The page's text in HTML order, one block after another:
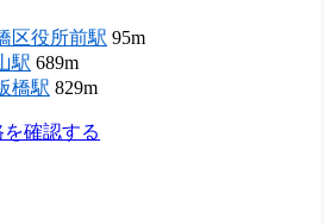
区役所前駅 95m
駅 689m
橋駅 829m
を確認する